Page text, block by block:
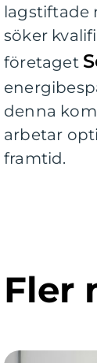
lagstiftade
söker
företaget
denna
arbetar
framtid.
Fler